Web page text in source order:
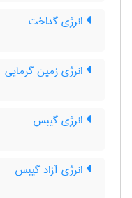
انرژی گداخت
انرژی زمین گرمایی
انرژی گیبس
انرژی آزاد گیبس